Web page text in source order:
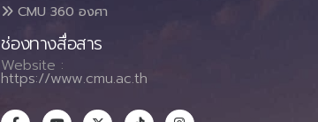
CMU 360 องศา
ช่องทางสื่อสาร
Website :
https://www.cmu.ac.th